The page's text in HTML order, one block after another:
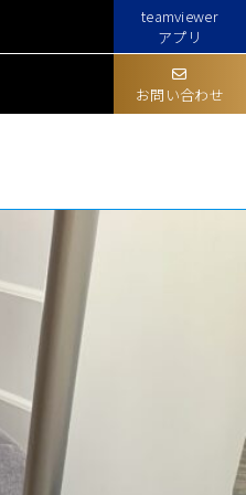
teamviewer
アプリ
お問い合わせ